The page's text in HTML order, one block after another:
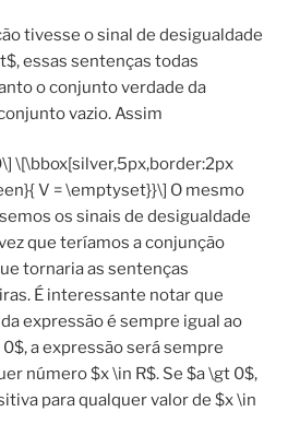
tivesse o sinal de desigualdade
essas sentenças todas
o conjunto verdade da
vazio. Assim
\[\bbox[silver,5px,border:2px
V = \emptyset}}\] O mesmo
os sinais de desigualdade
que teríamos a conjunção
tornaria as sentenças
É interessante notar que
expressão é sempre igual ao
a expressão será sempre
número $x \in R$. Se $a \gt 0$,
para qualquer valor de $x \in